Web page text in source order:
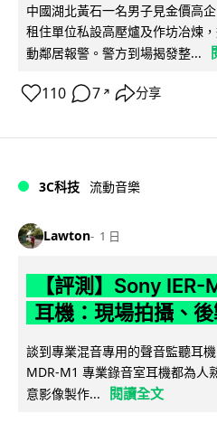
中國湖北黃石一名男子見金價高
租住單位私設高壓爐及作坊冶煉
動鄰居報警。警方到場揭發整...
110 7 ↗ 分享
3C科技 流動音樂
Lawton 1 日
【評測】Sony
耳機：現場拍攝、
談到專業混音專用的聲音監聽耳
MDR-M1 專業錄音室耳機都為人
意影像製作...
閱讀全文